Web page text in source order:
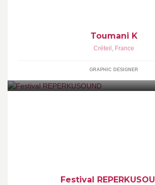
Toumani K
Créteil , France
GRAPHIC DESIGNER
Festival